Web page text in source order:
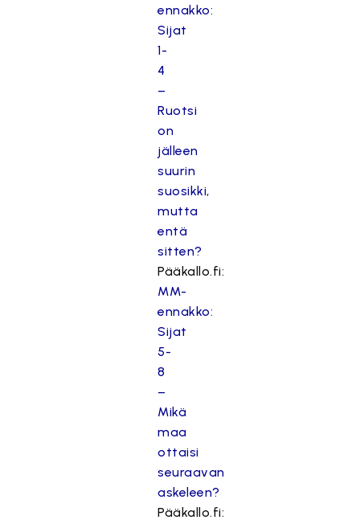
ennakko:
Sijat
1-
4
–
Ruotsi
on
jälleen
suurin
suosikki,
mutta
entä
sitten?
Pääkallo.fi:
MM-
ennakko:
Sijat
5-
8
–
Mikä
maa
ottaisi
seuraavan
askeleen?
Pääkallo.fi: